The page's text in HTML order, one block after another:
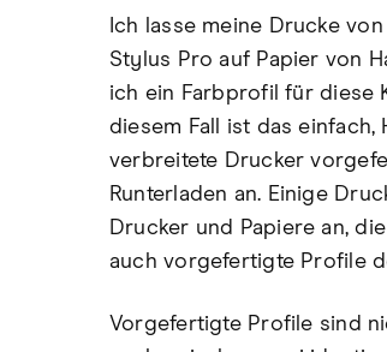
Ich lasse meine Drucke
Stylus Pro auf Papier von
ich ein Farbprofil für diese
diesem Fall ist das
verbreitete Drucker
Runterladen an. Einige
Drucker und Papiere an,
auch vorgefertigte Profile
Vorgefertigte Profile sind